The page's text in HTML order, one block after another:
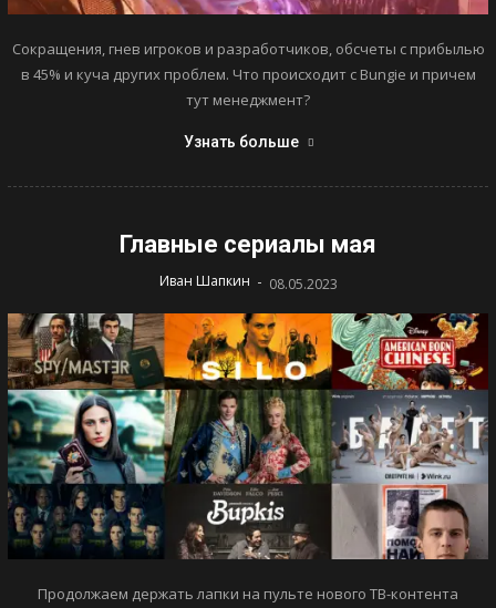
Сокращения, гнев игроков и разработчиков, обсчеты с прибылью
в 45% и куча других проблем. Что происходит с Bungie и причем
тут менеджмент?
Узнать больше
Главные сериалы мая
Иван Шапкин - 08.05.2023
Продолжаем держать лапки на пульте нового ТВ-контента